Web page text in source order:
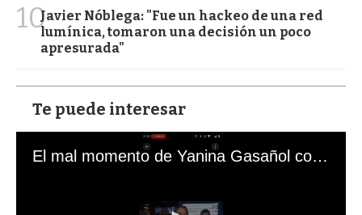
10Javier Nóblega: "Fue un hackeo de una red
lumínica, tomaron una decisión un poco
apresurada"
Te puede interesar
El mal momento de Yanina Gasañol con un hincha argentino en "Subrayado"